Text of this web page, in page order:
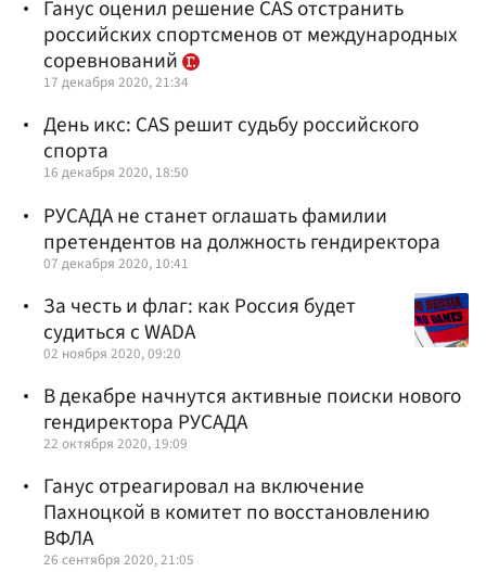
Ганус оценил решение CAS отстранить
российских спортсменов от международных
соревнований
17 декабря 2020, 21:34
День икс: CAS решит судьбу российского
спорта
16 декабря 2020, 18:50
РУСАДА не станет оглашать фамилии
претендентов на должность гендиректора
07 декабря 2020, 10:41
За честь и флаг: как Россия будет
судиться с WADA
02 ноября 2020, 09:20
В декабре начнутся активные поиски нового
гендиректора РУСАДА
22 октября 2020, 19:09
Ганус отреагировал на включение
Пахноцкой в комитет по восстановлению
ВФЛА
26 сентября 2020, 21:05